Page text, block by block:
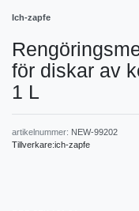
Ich-zapfe
för diskar av
1 L
artikelnummer: NEW-99202
Tillverkare:ich-zapfe